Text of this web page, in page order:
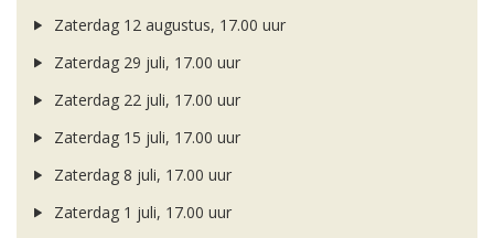
Zaterdag 12 augustus, 17.00 uur
Zaterdag 29 juli, 17.00 uur
Zaterdag 22 juli, 17.00 uur
Zaterdag 15 juli, 17.00 uur
Zaterdag 8 juli, 17.00 uur
Zaterdag 1 juli, 17.00 uur